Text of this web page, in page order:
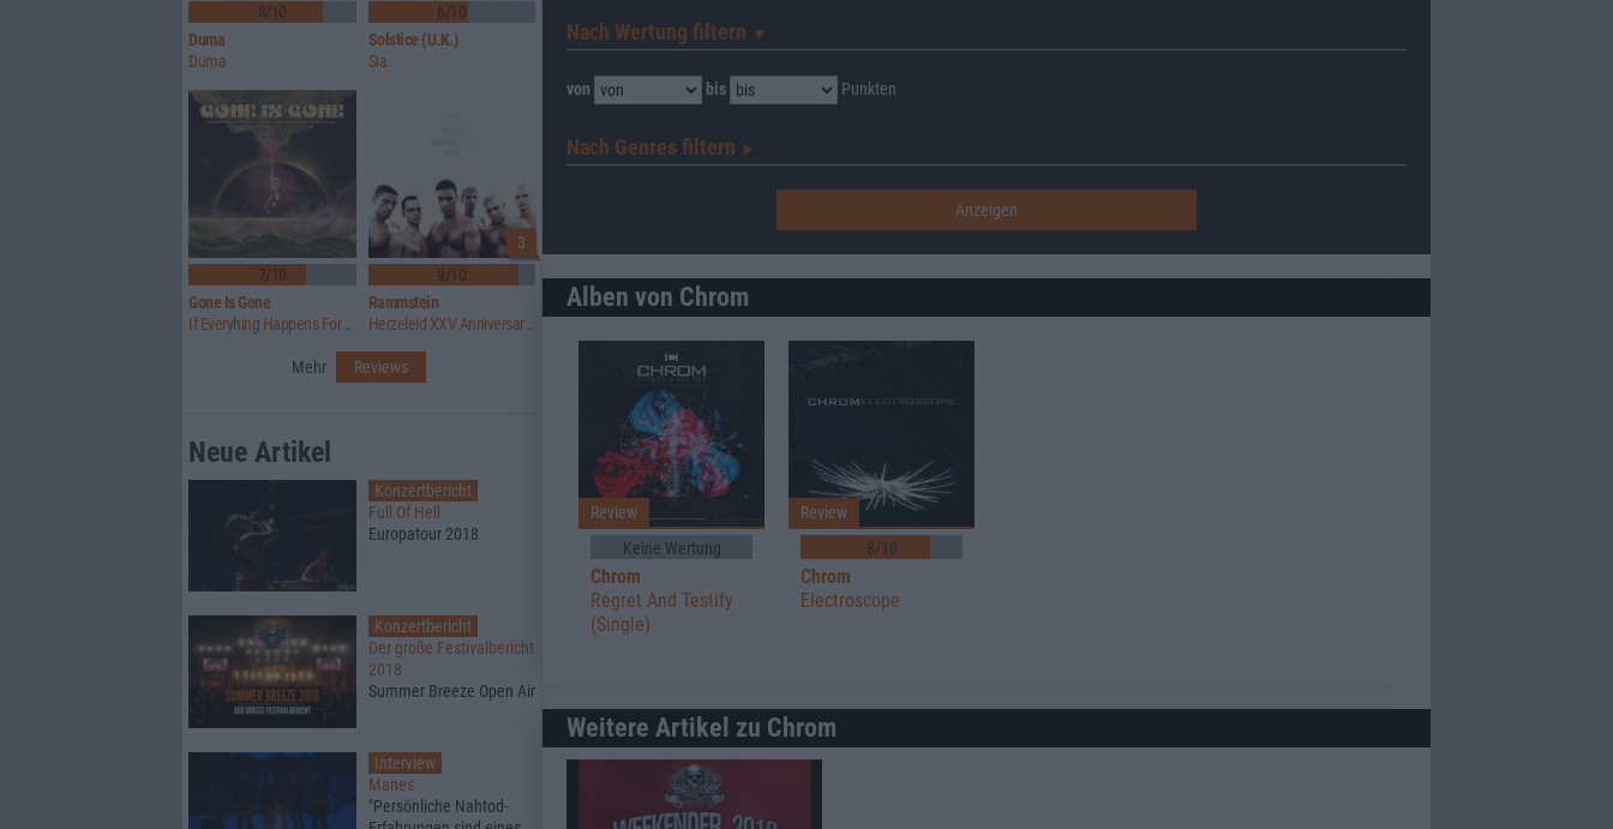
Nach Wertung filtern ▼︎
von bis Punkten
Nach Genres filtern ►︎
Alben von Chrom
Keine Wertung
Review
Chrom
Regret And Testify
(Single)
8/10
Review
Chrom
Electroscope
Weitere Artikel zu Chrom
8/10
Duma
Duma
6/10
Solstice (U.K.)
Sia
7/10
Gone Is Gone
If Everyhing Happens For A Reason ... Then Nothing Really Matters
3
9/10
Rammstein
Herzeleid XXV Anniversary Edition
Mehr Reviews
Neue Artikel
Konzertbericht
Full Of Hell
Europatour 2018
Konzertbericht
Der große Festivalbericht
2018
Summer Breeze Open Air
Interview
Manes
"Persönliche Nahtod-